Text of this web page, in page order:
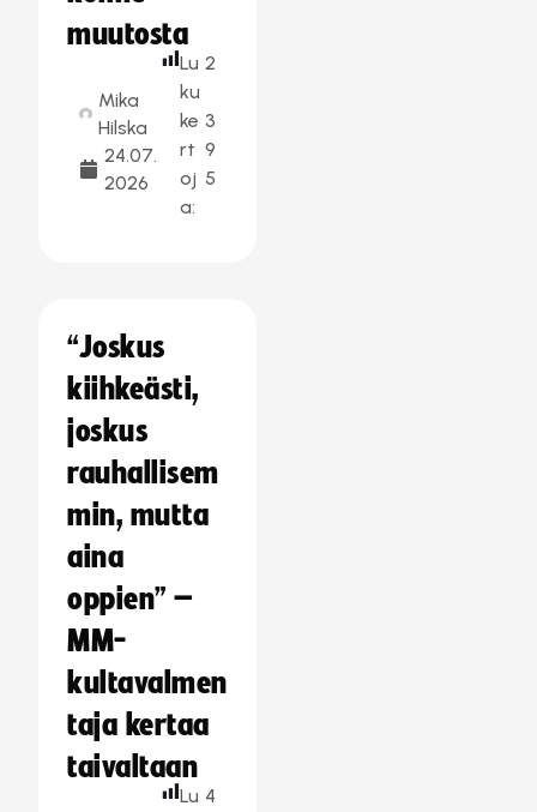
muutosta
Mika
Hilska
24.07.
2026
Lu
ku
ke
rt
oj
a:
2
3
9
5
“Joskus
kiihkeästi,
joskus
rauhallisem
min, mutta
aina
oppien” –
MM-
kultavalmen
taja kertaa
taivaltaan
Lu 4